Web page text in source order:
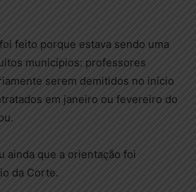
feito porque estava sendo uma
municípios: professores
serem demitidos no início
em janeiro ou fevereiro do
ainda que a orientação foi
da Corte.